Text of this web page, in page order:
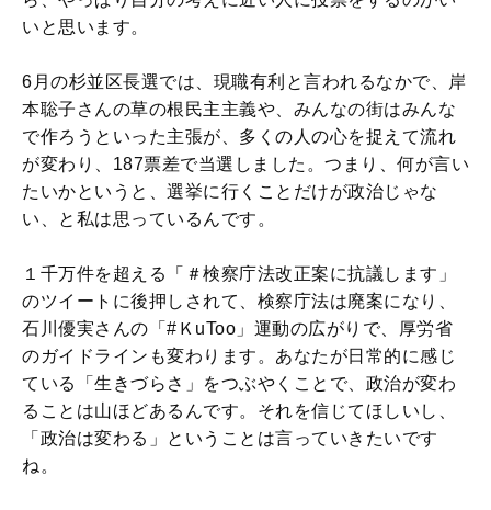
いと思います。
6月の杉並区長選では、現職有利と言われるなかで、岸
本聡子さんの草の根民主主義や、みんなの街はみんな
で作ろうといった主張が、多くの人の心を捉えて流れ
が変わり、187票差で当選しました。つまり、何が言い
たいかというと、選挙に行くことだけが政治じゃな
い、と私は思っているんです。
１千万件を超える「＃検察庁法改正案に抗議します」
のツイートに後押しされて、検察庁法は廃案になり、
石川優実さんの「#ＫuToo」運動の広がりで、厚労省
のガイドラインも変わります。あなたが日常的に感じ
ている「生きづらさ」をつぶやくことで、政治が変わ
ることは山ほどあるんです。それを信じてほしいし、
「政治は変わる」ということは言っていきたいです
ね。